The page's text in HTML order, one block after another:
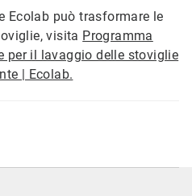
Ecolab può trasformare le
visita Programma
per il lavaggio delle stoviglie
| Ecolab.